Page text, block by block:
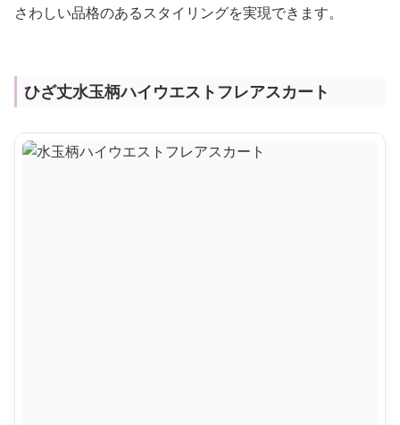
さわしい品格のあるスタイリングを実現できます。
ひざ丈水玉柄ハイウエストフレアスカート